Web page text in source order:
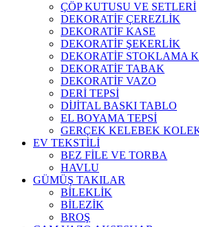
ÇÖP KUTUSU VE SETLERİ
DEKORATİF ÇEREZLİK
DEKORATİF KASE
DEKORATİF ŞEKERLİK
DEKORATİF STOKLAMA
DEKORATİF TABAK
DEKORATİF VAZO
DERİ TEPSİ
DİJİTAL BASKI TABLO
EL BOYAMA TEPSİ
GERÇEK KELEBEK
EV TEKSTİLİ
BEZ FİLE VE TORBA
HAVLU
GÜMÜŞ TAKILAR
BİLEKLİK
BİLEZİK
BROŞ